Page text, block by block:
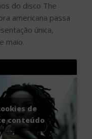
do disco The
americana passa
única,
maio.
de
conteúdo